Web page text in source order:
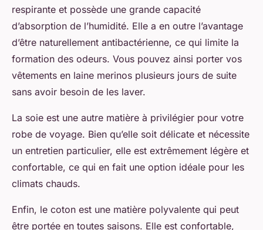
respirante et possède une grande capacité
d’absorption de l’humidité. Elle a en outre l’avantage
d’être naturellement antibactérienne, ce qui limite la
formation des odeurs. Vous pouvez ainsi porter vos
vêtements en laine merinos plusieurs jours de suite
sans avoir besoin de les laver.
La soie est une autre matière à privilégier pour votre
robe de voyage. Bien qu’elle soit délicate et nécessite
un entretien particulier, elle est extrêmement légère et
confortable, ce qui en fait une option idéale pour les
climats chauds.
Enfin, le coton est une matière polyvalente qui peut
être portée en toutes saisons. Elle est confortable,